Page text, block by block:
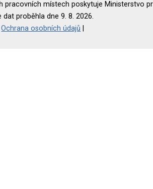
pracovních místech poskytuje Ministerstvo
dat proběhla dne 9. 8. 2026.
|Ochrana osobních údajů